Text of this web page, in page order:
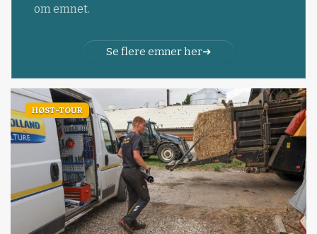
om emnet.
Se flere emner her
HØST-TOUR